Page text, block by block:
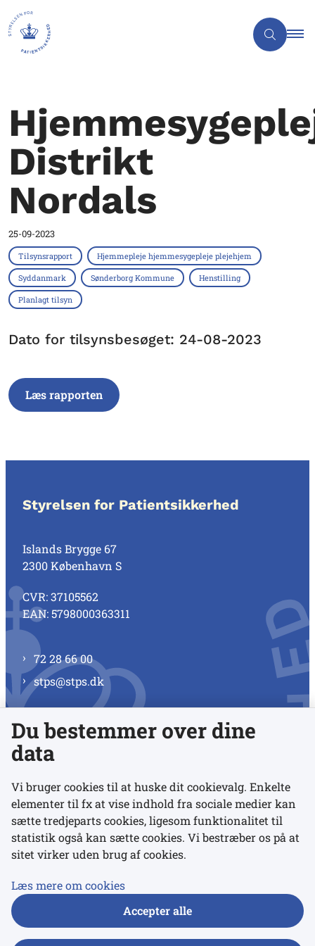
Distrikt
Nordals
25-09-2023
Tilsynsrapport Hjemmepleje hjemmesygepleje plejehjem
Syddanmark Sønderborg Kommune Henstilling
Planlagt tilsyn
Dato for tilsynsbesøget: 24-08-2023
Læs rapporten
Styrelsen for Patientsikkerhed
Islands Brygge 67
2300 København S
CVR: 37105562
EAN: 5798000363311
72 28 66 00
stps@stps.dk
Se alle kontaktnumre
Links
Udgivelser
Du bestemmer over dine
data
Vi bruger cookies til at huske dit cookievalg. Enkelte
elementer til fx at vise indhold fra sociale medier kan
sætte tredjeparts cookies, ligesom funktionalitet til
statistik også kan sætte cookies. Vi bestræber os på at
sitet virker uden brug af cookies.
Læs mere om cookies
Accepter alle